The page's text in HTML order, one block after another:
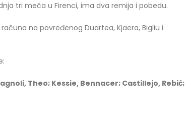
tri meča u Firenci, ima dva remija i pobedu.
na povređenog Duartea, Kjaera, Bigliu i
Theo; Kessie, Bennacer; Castillejo, Rebić;